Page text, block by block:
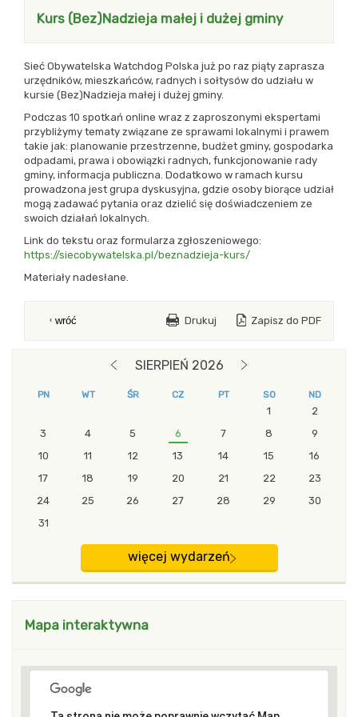
Kurs (Bez)Nadzieja małej i dużej gminy
Sieć Obywatelska Watchdog Polska już po raz piąty zaprasza
urzędników, mieszkańców, radnych i sołtysów do udziału w
kursie (Bez)Nadzieja małej i dużej gminy.
Podczas 10 spotkań online wraz z zaproszonymi ekspertami
przybliżymy tematy związane ze sprawami lokalnymi i prawem
takie jak: planowanie przestrzenne, budżet gminy, gospodarka
odpadami, prawa i obowiązki radnych, funkcjonowanie rady
gminy, informacja publiczna. Dodatkowo w ramach kursu
prowadzona jest grupa dyskusyjna, gdzie osoby biorące udział
mogą zadawać pytania oraz dzielić się doświadczeniem ze
swoich działań lokalnych.
Link do tekstu oraz formularza zgłoszeniowego:
https://siecobywatelska.pl/beznadzieja-kurs/
Materiały nadesłane.
wróć Drukuj Zapisz do PDF
POPRZEDNI MIESIĄC
SIERPIEŃ 2026
PN WT ŚR CZ PT SO ND
1
2
3
4 5 6 7 8
9
10
11 12 13 14 15
16
17
18 19 20 21 22
23
24
25 26 27 28 29
30
31
więcej wydarzeń
Mapa interaktywna